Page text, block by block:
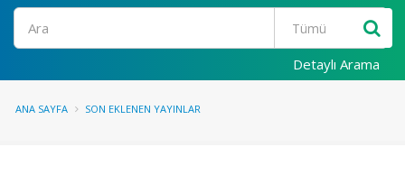
Ara
Detaylı Arama
ANA SAYFA SON EKLENEN YAYINLAR